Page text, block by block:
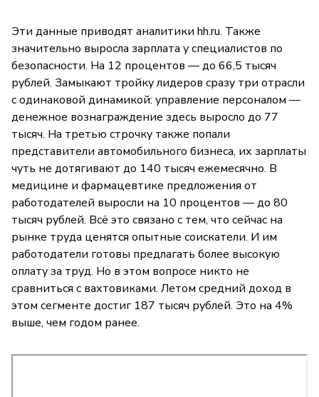
Эти данные приводят аналитики hh.ru. Также
значительно выросла зарплата у специалистов по
безопасности. На 12 процентов — до 66,5 тысяч
рублей. Замыкают тройку лидеров сразу три отрасли
с одинаковой динамикой: управление персоналом —
денежное вознаграждение здесь выросло до 77
тысяч. На третью строчку также попали
представители автомобильного бизнеса, их зарплаты
чуть не дотягивают до 140 тысяч ежемесячно. В
медицине и фармацевтике предложения от
работодателей выросли на 10 процентов — до 80
тысяч рублей. Всё это связано с тем, что сейчас на
рынке труда ценятся опытные соискатели. И им
работодатели готовы предлагать более высокую
оплату за труд. Но в этом вопросе никто не
сравниться с вахтовиками. Летом средний доход в
этом сегменте достиг 187 тысяч рублей. Это на 4%
выше, чем годом ранее.